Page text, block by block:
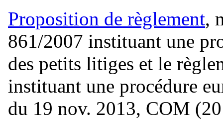
Proposition de règlement,
861/2007 instituant une
des petits litiges et le
instituant une procédure
du 19 nov. 2013, COM